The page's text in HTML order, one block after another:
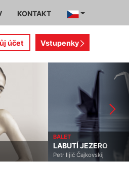
KONTAKT
účet Vstupenky
BALET
LABUTÍ JEZERO
Petr Iljič Čajkovskij